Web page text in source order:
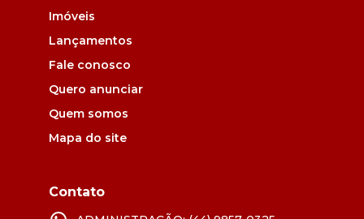
Imóveis
Lançamentos
Fale conosco
Quero anunciar
Quem somos
Mapa do site
Contato